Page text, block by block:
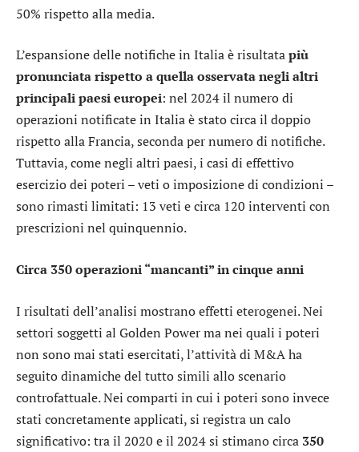
50% rispetto alla media.
L’espansione delle notifiche in Italia è risultatapiù
pronunciata rispetto a quella osservata negli altri
principali paesi europei: nel 2024 il numero di
operazioni notificate in Italia è stato circa il doppio
rispetto alla Francia, seconda per numero di notifiche.
Tuttavia, come negli altri paesi, i casi di effettivo
esercizio dei poteri – veti o imposizione di condizioni –
sono rimasti limitati: 13 veti e circa 120 interventi con
prescrizioni nel quinquennio.
Circa 350 operazioni “mancanti” in cinque anni
I risultati dell’analisi mostrano effetti eterogenei. Nei
settori soggetti al Golden Power ma nei quali i poteri
non sono mai stati esercitati, l’attività di M&A ha
seguito dinamiche del tutto simili allo scenario
controfattuale. Nei comparti in cui i poteri sono invece
stati concretamente applicati, si registra un calo
significativo: tra il 2020 e il 2024 si stimano circa 350